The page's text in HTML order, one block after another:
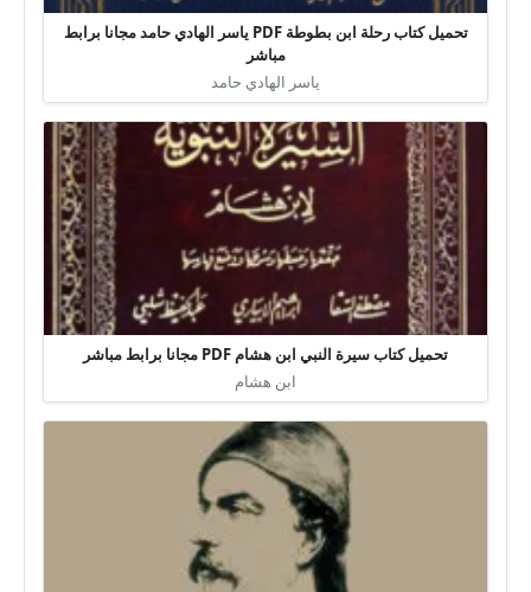
تحميل كتاب رحلة ابن بطوطة PDF ياسر الهادي حامد مجانا برابط
مباشر
ياسر الهادي حامد
تحميل كتاب سيرة النبي ابن هشام PDF مجانا برابط مباشر
ابن هشام